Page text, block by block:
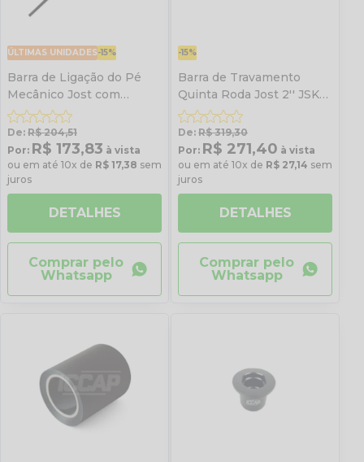
ÚLTIMAS UNIDADES-15%
Barra de Ligação do Pé
Mecânico Jost com
1260mm
De: R$ 204,51
Por: R$ 173,83 à vista
ou em até 10x de R$ 17,38 sem
juros
DETALHES
Comprar pelo
Whatsapp
-15%
Barra de Travamento
Quinta Roda Jost 2'' JSK
37C/CW/CX/XCW
De: R$ 319,30
Por: R$ 271,40 à vista
ou em até 10x de R$ 27,14 sem
juros
DETALHES
Comprar pelo
Whatsapp